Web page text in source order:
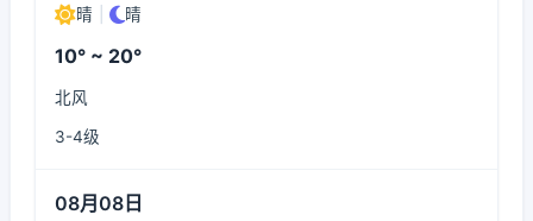
晴 晴
10° ~ 20°
北风
3-4级
08月08日